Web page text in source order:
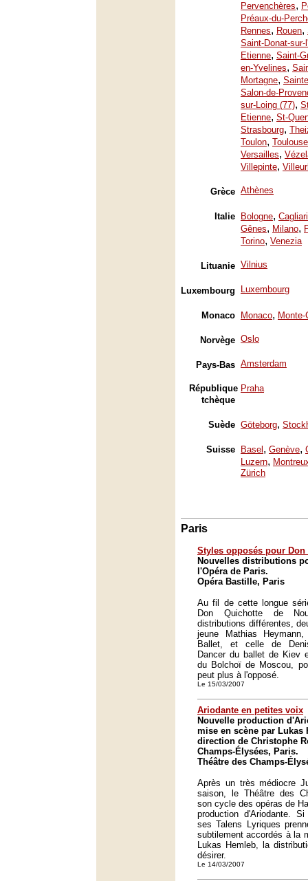
Pervenchères,
Préaux-du-
Rennes, Rouen,
Saint-Donat-sur-
Etienne, Saint-
en-Yvelines,
Mortagne,
Salon-de-
sur-Loing (77),
Etienne, St-
Strasbourg,
Toulon, Toulouse
Versailles,
Villepinte,
Grèce Athènes
Italie Bologne, Cagliari
Gênes, Milano,
Torino, Venezia
Lituanie Vilnius
Luxembourg Luxembourg
Monaco Monaco, Monte-
Norvège Oslo
Pays-Bas Amsterdam
République
tchèque
Praha
Suède Göteborg,
Suisse Basel , Genève,
Luzern,
Zürich
Paris
Styles opposés pour Don
Nouvelles distributions
l'Opéra de Paris.
Opéra Bastille, Paris
Au fil de cette longue
Don Quichotte de
distributions différentes,
jeune Mathias
Ballet, et celle de
Dancer du ballet de Kiev
du Bolchoï de Moscou,
peut plus à l'opposé.
Le 15/03/2007
Ariodante en petites voix
Nouvelle production
mise en scène par Lukas
direction de Christophe
Champs-Élysées, Paris.
Théâtre des Champs-
Après un très médiocre
saison, le Théâtre des
son cycle des opéras de
production d'Ariodante.
ses Talens Lyriques
subtilement accordés à la
Lukas Hemleb, la
désirer.
Le 14/03/2007